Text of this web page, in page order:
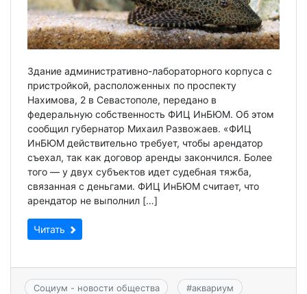
Здание административно-лабораторного корпуса с
пристройкой, расположенных по проспекту
Нахимова, 2 в Севастополе, передано в
федеральную собственность ФИЦ ИнБЮМ. Об этом
сообщил губернатор Михаил Развожаев. «ФИЦ
ИнБЮМ действительно требует, чтобы арендатор
съехал, так как договор аренды закончился. Более
того — у двух субъектов идет судебная тяжба,
связанная с деньгами. ФИЦ ИнБЮМ считает, что
арендатор не выполнил […]
Читать
Социум - новости общества #аквариум